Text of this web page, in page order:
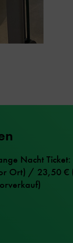
Nacht
Ort) / 23,50 €